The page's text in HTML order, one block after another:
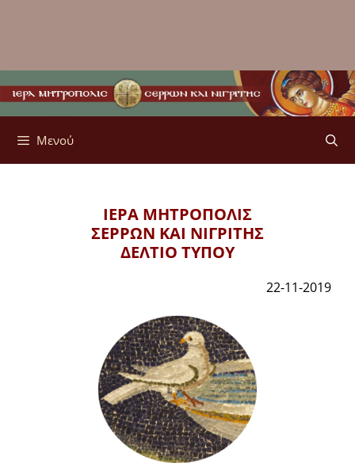
Μενού
ΙΕΡΑ ΜΗΤΡΟΠΟΛΙΣ
ΣΕΡΡΩΝ ΚΑΙ ΝΙΓΡΙΤΗΣ
ΔΕΛΤΙΟ ΤΥΠΟΥ
22-11-2019